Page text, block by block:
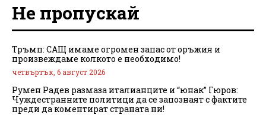
Не пропускай
Тръмп: САЩ имаме огромен запас от оръжия и
произвеждаме колкото е необходимо!
четвъртък, 6 август 2026
Румен Радев размаза италианците и “юнак” Гюров:
Чуждестранните политици да се запознаят с фактите
преди да коментират страната ни!